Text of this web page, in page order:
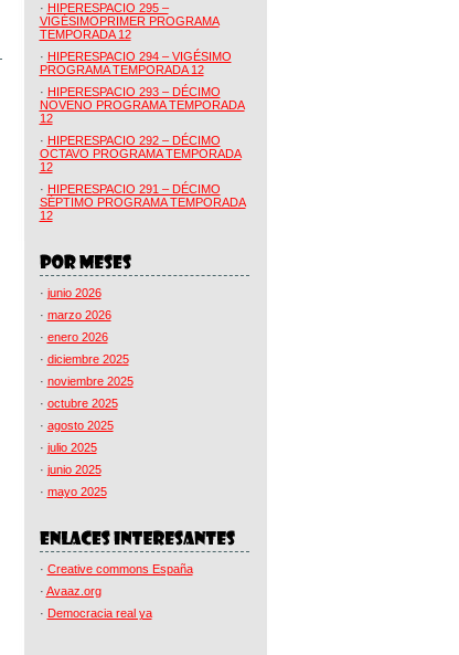
· HIPERESPACIO 295 –
VIGÉSIMOPRIMER PROGRAMA
TEMPORADA 12
· HIPERESPACIO 294 – VIGÉSIMO
PROGRAMA TEMPORADA 12
· HIPERESPACIO 293 – DÉCIMO
NOVENO PROGRAMA TEMPORADA
12
· HIPERESPACIO 292 – DÉCIMO
OCTAVO PROGRAMA TEMPORADA
12
· HIPERESPACIO 291 – DÉCIMO
SÉPTIMO PROGRAMA TEMPORADA
12
· junio 2026
· marzo 2026
· enero 2026
· diciembre 2025
· noviembre 2025
· octubre 2025
· agosto 2025
· julio 2025
· junio 2025
· mayo 2025
· Creative commons España
· Avaaz.org
· Democracia real ya